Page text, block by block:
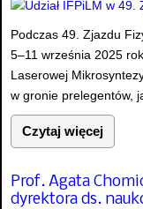
Podczas 49. Zjazdu
5–11 września 2025
Laserowej
w gronie prelegentów,
Czytaj więcej
Prof. Agata
dyrektora ds.